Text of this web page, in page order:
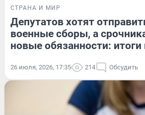
СТРАНА И МИР
Депутатов хотят
военные сборы, а
новые обязанности: итоги
26 июля, 2026, 17:35 214 Обсудить